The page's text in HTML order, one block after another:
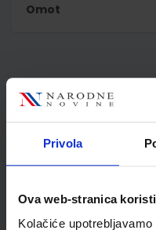
Privola
Ova web-stranica
Kolačiće
Omot
Kupci
Omot